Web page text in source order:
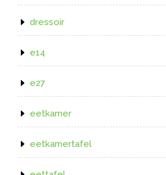
dressoir
e14
e27
eetkamer
eetkamertafel